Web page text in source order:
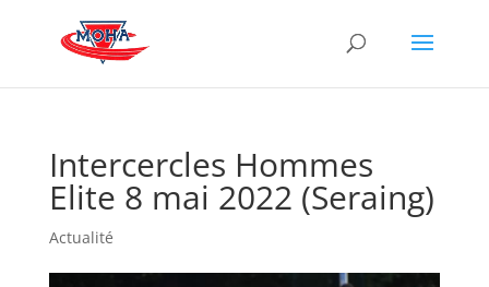
Intercercles Hommes
Elite 8 mai 2022 (Seraing)
Actualité